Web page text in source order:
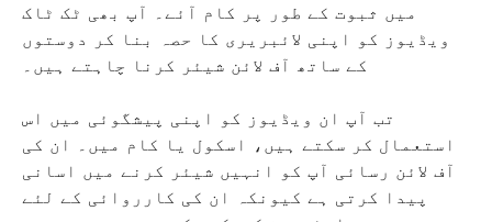
میں ثبوت کے طور پر کام آئے۔ آپ بھی ٹک ٹاک
ویڈیوز کو اپنی لائبریری کا حصہ بنا کر دوستوں
کے ساتھ آف لائن شیئر کرنا چاہتے ہیں۔
تب آپ ان ویڈیوز کو اپنی پیشگوئی میں اس
استعمال کر سکتے ہیں، اسکول یا کام میں۔ ان کی
آف لائن رسائی آپ کو انہیں شیئر کرنے میں اسانی
پیدا کرتی ہے کیونکہ ان کی کارروائی کے لئے